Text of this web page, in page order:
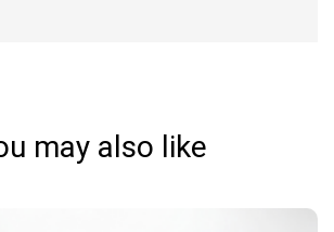
may also like